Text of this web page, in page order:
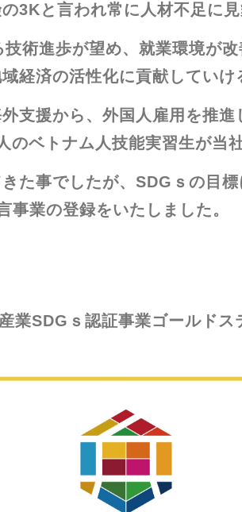
3Kと言われ常に人材不足に見
進歩が望め、就業環境が改
経済の活性化に貢献していけ
支援から、外国人雇用を推
ベトナム人技能実習生が当
た事でしたが、SDGｓの目
業の登録をいたしました。
業SDGｓ認証事業ゴールドス